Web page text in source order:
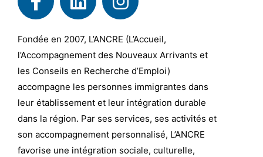
Fondée en 2007, L’ANCRE (L’Accueil,
l’Accompagnement des Nouveaux Arrivants et
les Conseils en Recherche d’Emploi)
accompagne les personnes immigrantes dans
leur établissement et leur intégration durable
dans la région. Par ses services, ses activités et
son accompagnement personnalisé, L’ANCRE
favorise une intégration sociale, culturelle,